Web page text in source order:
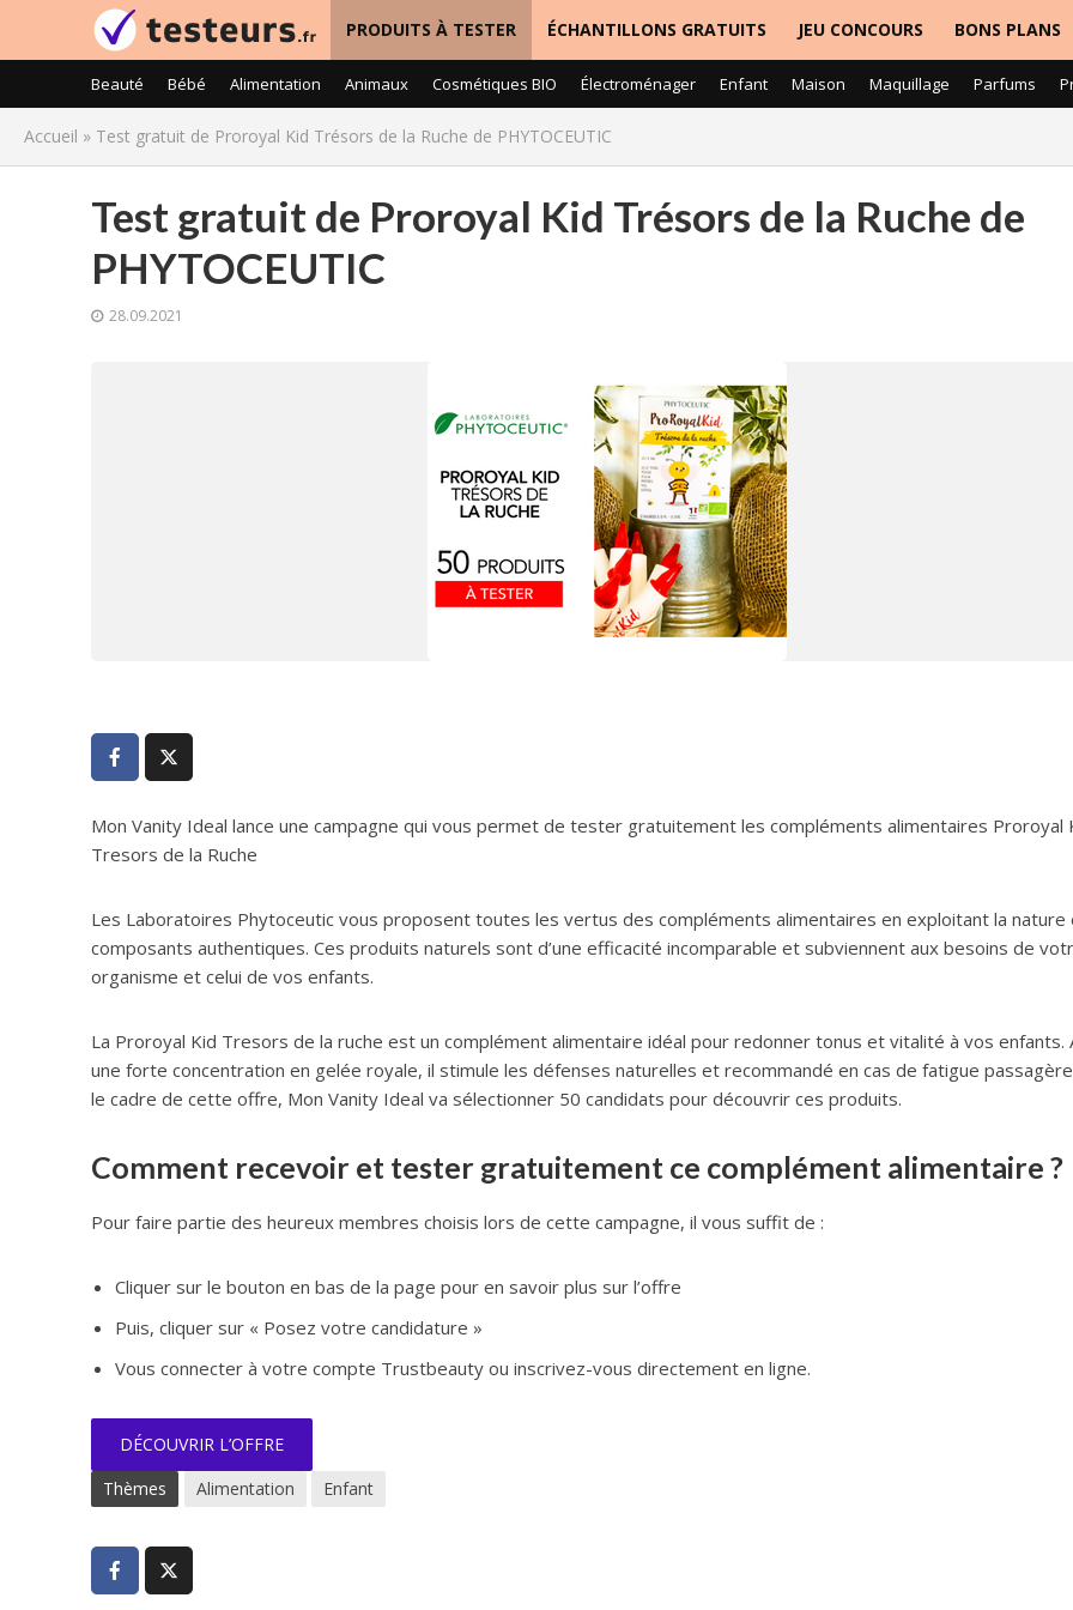
PRODUITS À TESTER ÉCHANTILLONS GRATUITS JEU CONCOURS BONS PLANS
Beauté Bébé Alimentation Animaux Cosmétiques BIO Électroménager Enfant Maison Maquillage Parfums
Accueil » Test gratuit de Proroyal Kid Trésors de la Ruche de PHYTOCEUTIC
Test gratuit de Proroyal Kid Trésors de la Ruche de
PHYTOCEUTIC
28.09.2021
Mon Vanity Ideal lance une campagne qui vous permet de tester gratuitement les compléments alimentaires Proroyal
Tresors de la Ruche
Les Laboratoires Phytoceutic vous proposent toutes les vertus des compléments alimentaires en exploitant la nature
composants authentiques. Ces produits naturels sont d’une efficacité incomparable et subviennent aux besoins de
organisme et celui de vos enfants.
La Proroyal Kid Tresors de la ruche est un complément alimentaire idéal pour redonner tonus et vitalité à vos enfants.
une forte concentration en gelée royale, il stimule les défenses naturelles et recommandé en cas de fatigue
le cadre de cette offre, Mon Vanity Ideal va sélectionner 50 candidats pour découvrir ces produits.
Comment recevoir et tester gratuitement ce complément alimentaire ?
Pour faire partie des heureux membres choisis lors de cette campagne, il vous suffit de :
Cliquer sur le bouton en bas de la page pour en savoir plus sur l’offre
Puis, cliquer sur « Posez votre candidature »
Vous connecter à votre compte Trustbeauty ou inscrivez-vous directement en ligne.
DÉCOUVRIR L’OFFRE
Thèmes
Alimentation Enfant